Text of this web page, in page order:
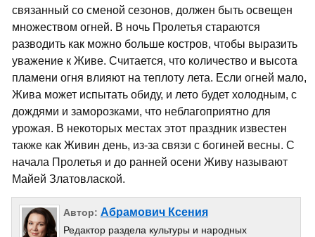
связанный со сменой сезонов, должен быть освещен
множеством огней. В ночь Пролетья стараются
разводить как можно больше костров, чтобы выразить
уважение к Живе. Считается, что количество и высота
пламени огня влияют на теплоту лета. Если огней мало,
Жива может испытать обиду, и лето будет холодным, с
дождями и заморозками, что неблагоприятно для
урожая. В некоторых местах этот праздник известен
также как Живин день, из-за связи с богиней весны. С
начала Пролетья и до ранней осени Живу называют
Майей Златовлаской.
Автор: Абрамович Ксения
Редактор раздела культуры и народных